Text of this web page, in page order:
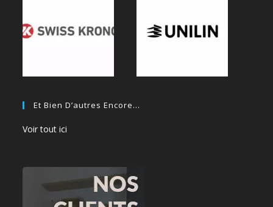
Et Bien D’autres Encore…
Voir tout ici